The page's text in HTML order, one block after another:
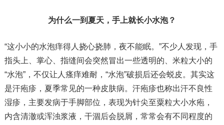
为什么一到夏天，手上就长小水泡？
“这小小的水泡痒得人挠心挠肺，夜不能眠。”不少人发现，手
指头上、掌心、指缝间会突然冒出一些透明的、米粒大小的
“水泡”，不仅让人瘙痒难耐，“水泡”破损后还会蜕皮。其实这
是汗疱疹，夏季常见的一种皮肤病。汗疱疹也称出汗不良性
湿疹，主要发病于手脚部位，表现为针尖至粟粒大小水疱，
内含清澈或浑浊浆液，干涸后会脱屑，常常会有不同程度的